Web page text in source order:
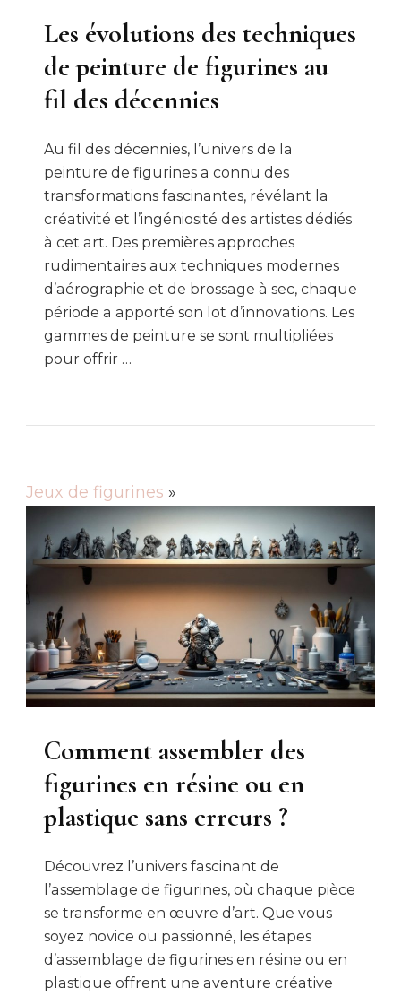
Les évolutions des techniques
de peinture de figurines au
fil des décennies
Au fil des décennies, l’univers de la
peinture de figurines a connu des
transformations fascinantes, révélant la
créativité et l’ingéniosité des artistes dédiés
à cet art. Des premières approches
rudimentaires aux techniques modernes
d’aérographie et de brossage à sec, chaque
période a apporté son lot d’innovations. Les
gammes de peinture se sont multipliées
pour offrir …
Jeux de figurines »
Comment assembler des
figurines en résine ou en
plastique sans erreurs ?
Découvrez l’univers fascinant de
l’assemblage de figurines, où chaque pièce
se transforme en œuvre d’art. Que vous
soyez novice ou passionné, les étapes
d’assemblage de figurines en résine ou en
plastique offrent une aventure créative